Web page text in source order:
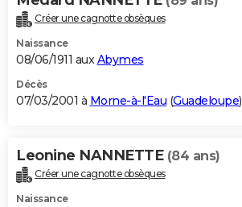
Créer une cagnotte obsèques
Naissance
08/06/1911 auxAbymes
Décès
07/03/2001 à Morne-à-l'Eau (Guadeloupe)
Leonine NANNETTE (84 ans)
Créer une cagnotte obsèques
Naissance